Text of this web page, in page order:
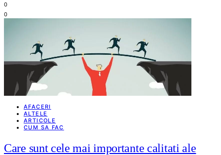
0
0
AFACERI
ALTELE
ARTICOLE
CUM SA FAC
Care sunt cele mai importante calitati ale